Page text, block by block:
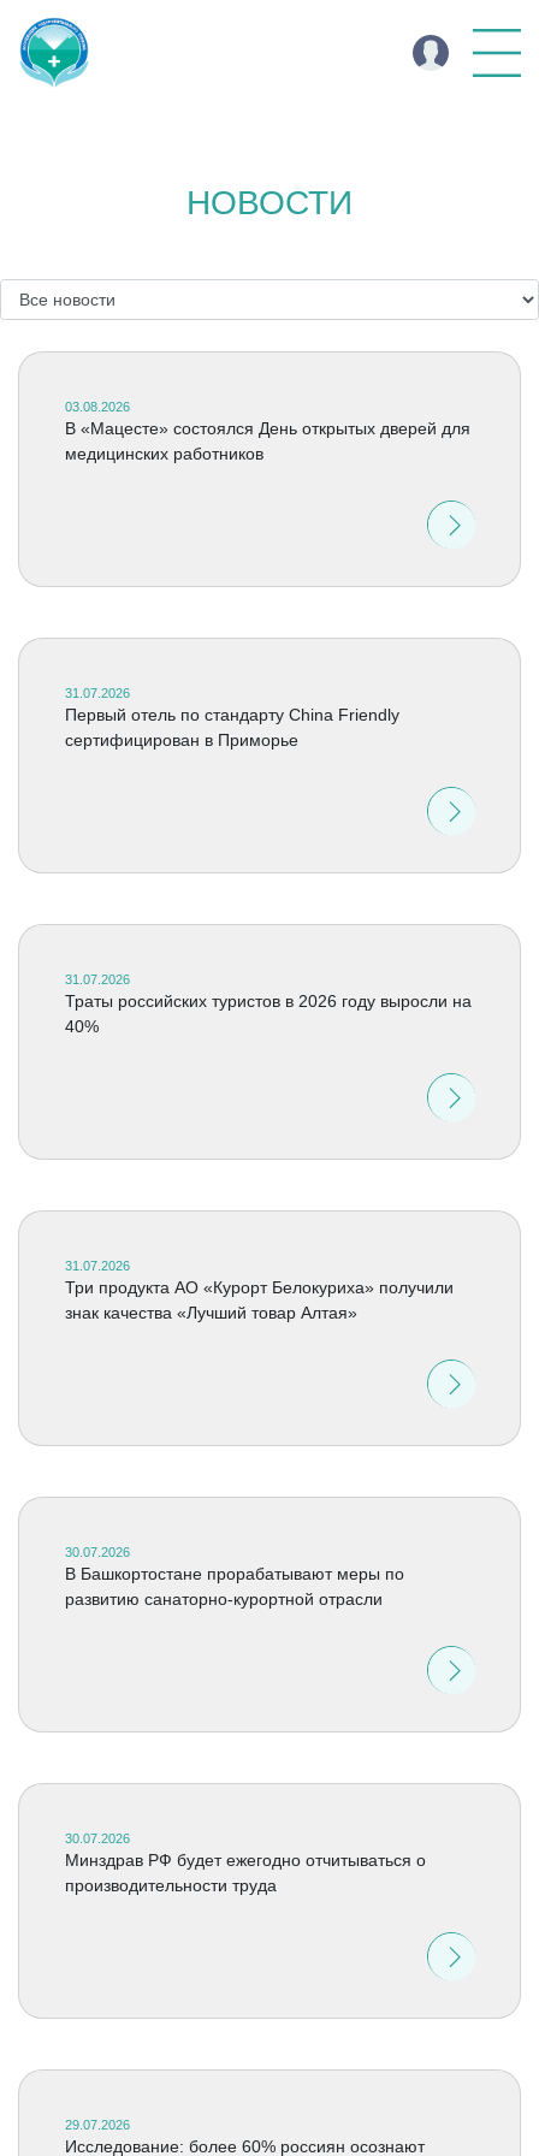
НОВОСТИ
03.08.2026
В «Мацесте» состоялся День открытых дверей для
медицинских работников
31.07.2026
Первый отель по стандарту China Friendly
сертифицирован в Приморье
31.07.2026
Траты российских туристов в 2026 году выросли на
40%
31.07.2026
Три продукта АО «Курорт Белокуриха» получили
знак качества «Лучший товар Алтая»
30.07.2026
В Башкортостане прорабатывают меры по
развитию санаторно-курортной отрасли
30.07.2026
Минздрав РФ будет ежегодно отчитываться о
производительности труда
29.07.2026
Исследование: более 60% россиян осознают